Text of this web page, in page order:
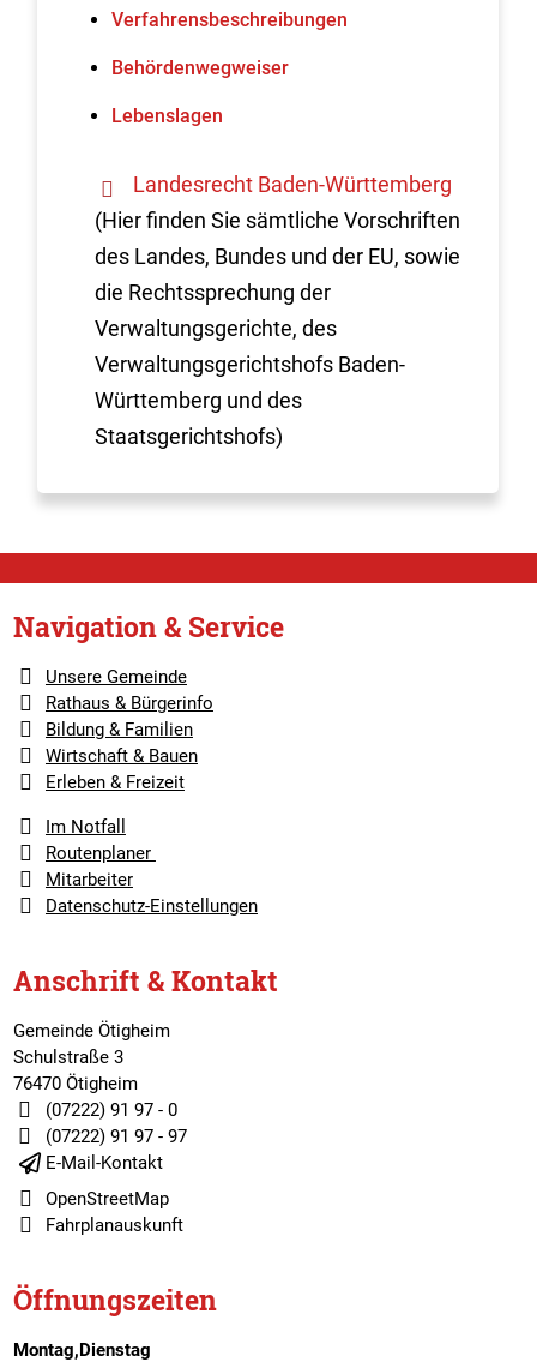
Verfahrens­beschreibungen
Behördenwegweiser
Lebenslagen
Landesrecht Baden-Württemberg
(Hier finden Sie sämtliche Vorschriften
des Landes, Bundes und der EU, sowie
die Rechtssprechung der
Verwaltungsgerichte, des
Verwaltungsgerichtshofs Baden-
Württemberg und des
Staatsgerichtshofs)
Navigation & Service
Unsere Gemeinde
Rathaus & Bürgerinfo
Bildung & Familien
Wirtschaft & Bauen
Erleben & Freizeit
Im Notfall
Routenplaner
Mitarbeiter
Datenschutz-Einstellungen
Anschrift & Kontakt
Gemeinde Ötigheim
Schulstraße 3
76470 Ötigheim
(07222) 91 97 - 0
(07222) 91 97 - 97
E-Mail-Kontakt
OpenStreetMap
Fahrplanauskunft
Öffnungszeiten
Montag,Dienstag